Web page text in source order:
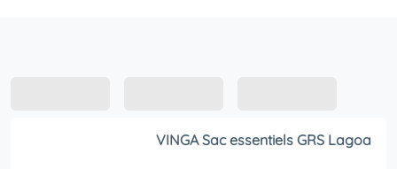
VINGA Sac essentiels GRS Lagoa